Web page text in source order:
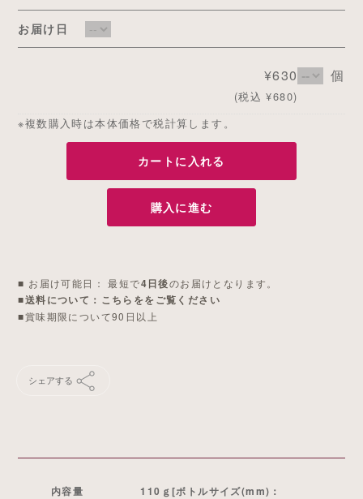
お届け日
¥630
(税込 ¥680)
個
※複数購入時は本体価格で税計算します。
カートに入れる
購入に進む
■ お届け可能日： 最短で4日後のお届けとなります。
送料について
■賞味期限について90日以上
シェアする
内容量 110ｇ[ボトルサイズ(mm)：